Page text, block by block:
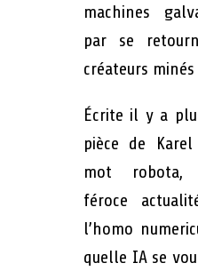
machines
par se
créateurs
Écrite il y a
pièce de
mot robota,
féroce
l’homo
quelle IA se